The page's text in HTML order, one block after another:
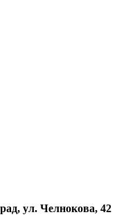
ул. Челнокова, 42